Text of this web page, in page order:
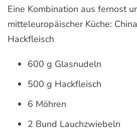
Eine Kombination aus fernost
mitteleuropäischer Küche:
Hackfleisch
600 g Glasnudeln
500 g Hackfleisch
6 Möhren
2 Bund Lauchzwiebeln